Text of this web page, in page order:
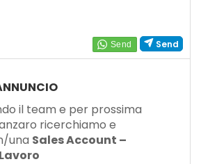
Send
il team e per prossima
ricerchiamo e
una Sales Account –